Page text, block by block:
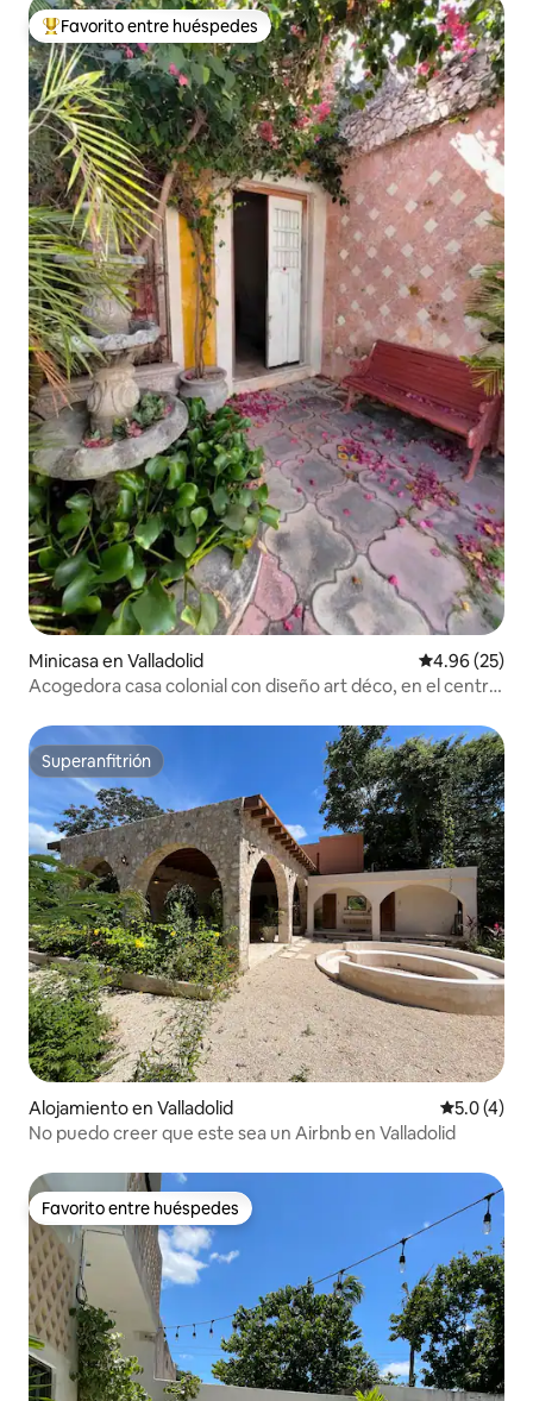
Favorito entre huéspedes preferido
Favorito entre huéspedes
Minicasa en Valladolid Calificación
4.96 (25)
Acogedora casa colonial con diseño art déco, en el centro
Superanfitrión
Superanfitrión
Alojamiento en Valladolid
5.0 (4)
No puedo creer que este sea un Airbnb en Valladolid
Favorito entre huéspedes
Favorito entre huéspedes